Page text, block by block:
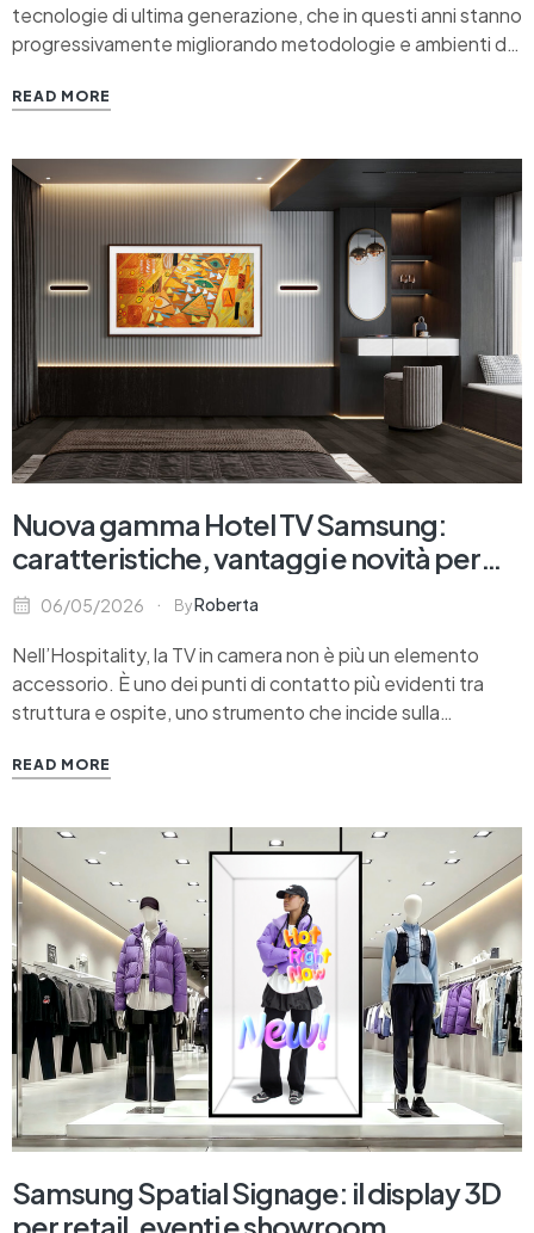
tecnologie di ultima generazione, che in questi anni stanno
progressivamente migliorando metodologie e ambienti di
una lavagna tradizionale con un display digitale, bensì di
partecipazione e strumenti convivono in…
READ MORE
Nuova gamma Hotel TV Samsung:
caratteristiche, vantaggi e novità per
l’Hospitality
06/05/2026 ByRoberta
Nell’Hospitality, la TV in camera non è più un elemento
accessorio. È uno dei punti di contatto più evidenti tra
struttura e ospite, uno strumento che incide sulla
room e, sempre di più, anche sull’efficienza operativa del
READ MORE
Samsung Spatial Signage: il display 3D
per retail, eventi e showroom